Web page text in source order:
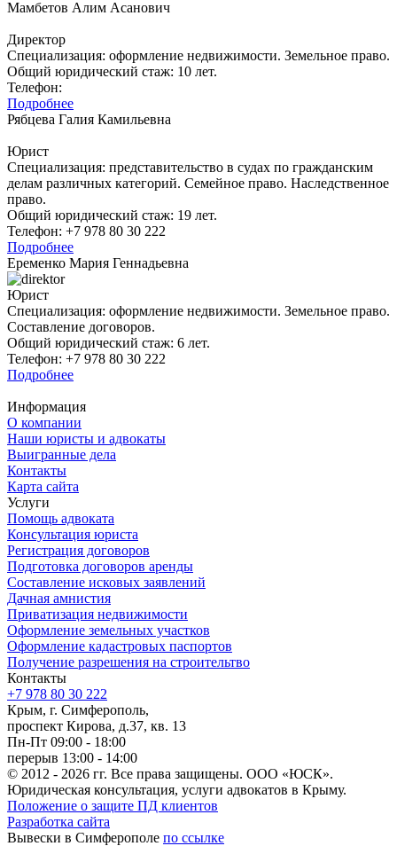
Мамбетов Алим Асанович
Директор
Специализация: оформление недвижимости. Земельное право.
Общий юридический стаж: 10 лет.
Телефон:
Подробнее
Рябцева Галия Камильевна
Юрист
Специализация: представительство в судах по гражданским
делам различных категорий. Семейное право. Наследственное
право.
Общий юридический стаж: 19 лет.
Телефон: +7 978 80 30 222
Подробнее
Еременко Мария Геннадьевна
Юрист
Специализация: оформление недвижимости. Земельное право.
Составление договоров.
Общий юридический стаж: 6 лет.
Телефон: +7 978 80 30 222
Подробнее
Информация
О компании
Наши юристы и адвокаты
Выигранные дела
Контакты
Карта сайта
Услуги
Помощь адвоката
Консультация юриста
Регистрация договоров
Подготовка договоров аренды
Составление исковых заявлений
Дачная амнистия
Приватизация недвижимости
Оформление земельных участков
Оформление кадастровых паспортов
Получение разрешения на строительтво
Контакты
+7 978 80 30 222
Крым, г. Симферополь,
проспект Кирова, д.37, кв. 13
Пн-Пт 09:00 - 18:00
перерыв 13:00 - 14:00
© 2012 - 2026 гг. Все права защищены. ООО «ЮСК».
Юридическая консультация, услуги адвокатов в Крыму.
Положение о защите ПД клиентов
Разработка сайта
Вывески в Симферополе по ссылке